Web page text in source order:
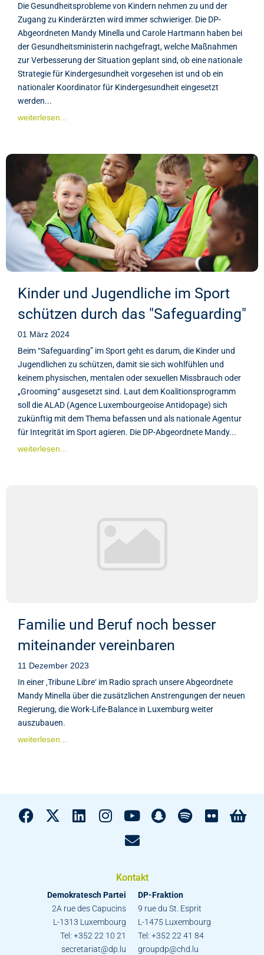
Die Gesundheitsprobleme von Kindern nehmen zu und der
Zugang zu Kinderärzten wird immer schwieriger. Die DP-
Abgeordneten Mandy Minella und Carole Hartmann haben bei
der Gesundheitsministerin nachgefragt, welche Maßnahmen
zur Verbesserung der Situation geplant sind, ob eine nationale
Strategie für Kindergesundheit vorgesehen ist und ob ein
nationaler Koordinator für Kindergesundheit eingesetzt
werden...
weiterlesen...
Kinder und Jugendliche im Sport
schützen durch das "Safeguarding"
01 März 2024
Beim “Safeguarding” im Sport geht es darum, die Kinder und
Jugendlichen zu schützen, damit sie sich wohlfühlen und
keinem physischen, mentalen oder sexuellen Missbrauch oder
„Grooming“ ausgesetzt sind. Laut dem Koalitionsprogramm
soll die ALAD (Agence Luxembourgeoise Antidopage) sich
zukünftig mit dem Thema befassen und als nationale Agentur
für Integrität im Sport agieren. Die DP-Abgeordnete Mandy...
weiterlesen...
Familie und Beruf noch besser
miteinander vereinbaren
11 Dezember 2023
In einer ‚Tribune Libre‘ im Radio sprach unsere Abgeordnete
Mandy Minella über die zusätzlichen Anstrengungen der neuen
Regierung, die Work-Life-Balance in Luxemburg weiter
auszubauen.
weiterlesen...
Kontakt
Demokratesch Partei
2A rue des Capucins
L-1313 Luxembourg
Tel: +352 22 10 21
secretariat@dp.lu
DP-Fraktion
9 rue du St. Esprit
L-1475 Luxembourg
Tel: +352 22 41 84
groupdp@chd.lu